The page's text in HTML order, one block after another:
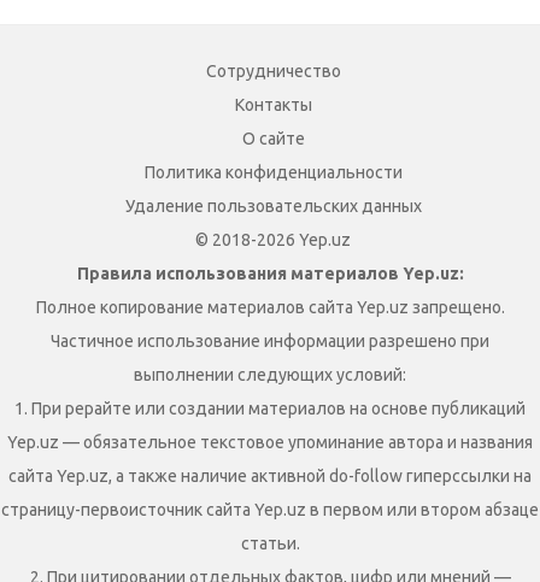
Сотрудничество
Контакты
О сайте
Политика конфиденциальности
Удаление пользовательских данных
© 2018-2026 Yep.uz
Правила использования материалов Yep.uz:
Полное копирование материалов сайта Yep.uz запрещено.
Частичное использование информации разрешено при
выполнении следующих условий:
1. При рерайте или создании материалов на основе публикаций
Yep.uz — обязательное текстовое упоминание автора и названия
сайта Yep.uz, а также наличие активной do-follow гиперссылки на
страницу-первоисточник сайта Yep.uz в первом или втором абзаце
статьи.
2. При цитировании отдельных фактов, цифр или мнений —